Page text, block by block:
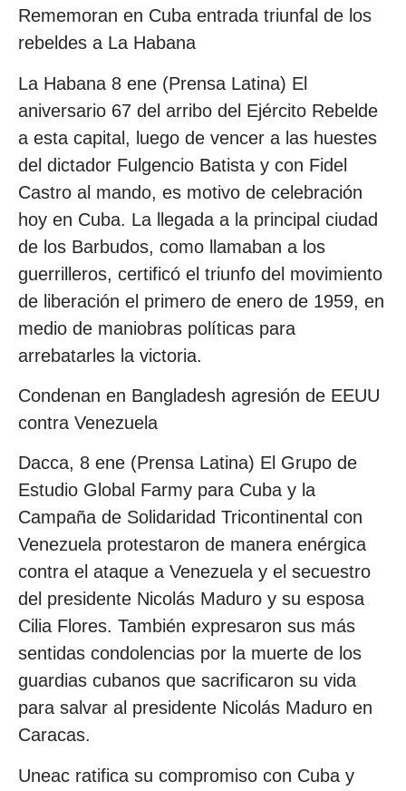
Rememoran en Cuba entrada triunfal de los
rebeldes a La Habana
La Habana 8 ene (Prensa Latina) El
aniversario 67 del arribo del Ejército Rebelde
a esta capital, luego de vencer a las huestes
del dictador Fulgencio Batista y con Fidel
Castro al mando, es motivo de celebración
hoy en Cuba. La llegada a la principal ciudad
de los Barbudos, como llamaban a los
guerrilleros, certificó el triunfo del movimiento
de liberación el primero de enero de 1959, en
medio de maniobras políticas para
arrebatarles la victoria.
Condenan en Bangladesh agresión de EEUU
contra Venezuela
Dacca, 8 ene (Prensa Latina) El Grupo de
Estudio Global Farmy para Cuba y la
Campaña de Solidaridad Tricontinental con
Venezuela protestaron de manera enérgica
contra el ataque a Venezuela y el secuestro
del presidente Nicolás Maduro y su esposa
Cilia Flores. También expresaron sus más
sentidas condolencias por la muerte de los
guardias cubanos que sacrificaron su vida
para salvar al presidente Nicolás Maduro en
Caracas.
Uneac ratifica su compromiso con Cuba y